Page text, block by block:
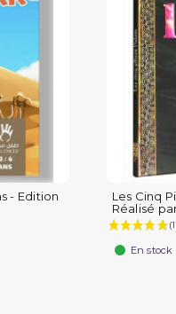
- Edition
Les Cinq
Réalisé
En stock